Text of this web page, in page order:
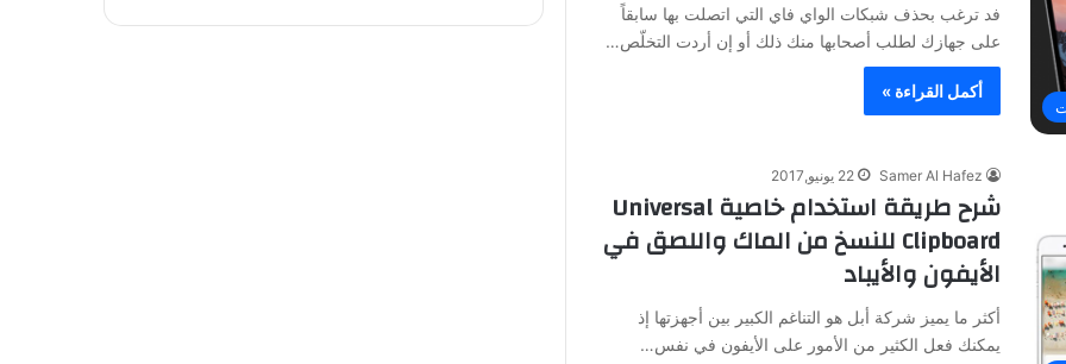
فد ترغب بحذف شبكات الواي فاي التي اتصلت بها سابقاً
على جهازك لطلب أصحابها منك ذلك أو إن أردت التخلّص…
أكمل القراءة »
Samer Al Hafez 22 يونيو,2017
شرح طريقة استخدام خاصية Universal
Clipboard للنسخ من الماك واللصق في
الأيفون والأيباد
أكثر ما يميز شركة أبل هو التناغم الكبير بين أجهزتها إذ
يمكنك فعل الكثير من الأمور على الأيفون في نفس…